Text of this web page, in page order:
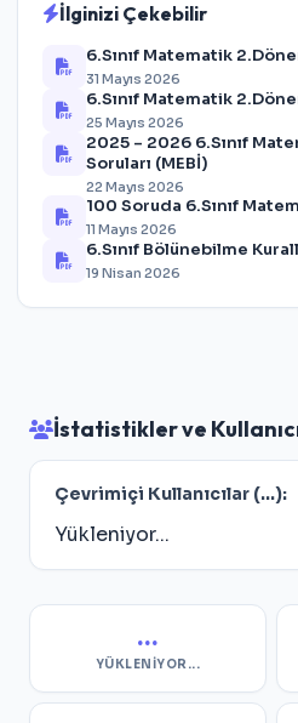
İlginizi Çekebilir
6.Sınıf Matematik
31 Mayıs 2026
6.Sınıf Matematik
25 Mayıs 2026
2025 – 2026 6.Sınıf
Soruları (MEBİ)
22 Mayıs 2026
100 Soruda 6.Sınıf
11 Mayıs 2026
6.Sınıf Bölünebilme
19 Nisan 2026
İstatistikler ve
Çevrimiçi Kullanıcılar (...):
Yükleniyor...
...
YÜKLENIYOR...